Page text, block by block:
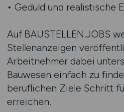
• Geduld und realistische
Auf BAUSTELLEN.JOBS
Stellenanzeigen
Arbeitnehmer dabei
Bauwesen einfach zu
beruflichen Ziele Schritt
erreichen.